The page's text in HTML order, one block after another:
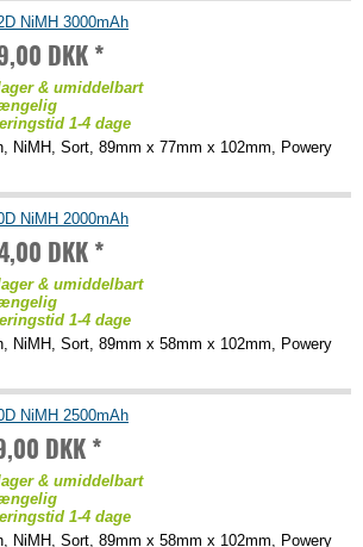
NiMH 3000mAh
DKK *
& umiddelbart
1-4 dage
NiMH, Sort, 89mm x 77mm x 102mm, Powery
NiMH 2000mAh
DKK *
& umiddelbart
1-4 dage
NiMH, Sort, 89mm x 58mm x 102mm, Powery
NiMH 2500mAh
DKK *
& umiddelbart
1-4 dage
NiMH, Sort, 89mm x 58mm x 102mm, Powery